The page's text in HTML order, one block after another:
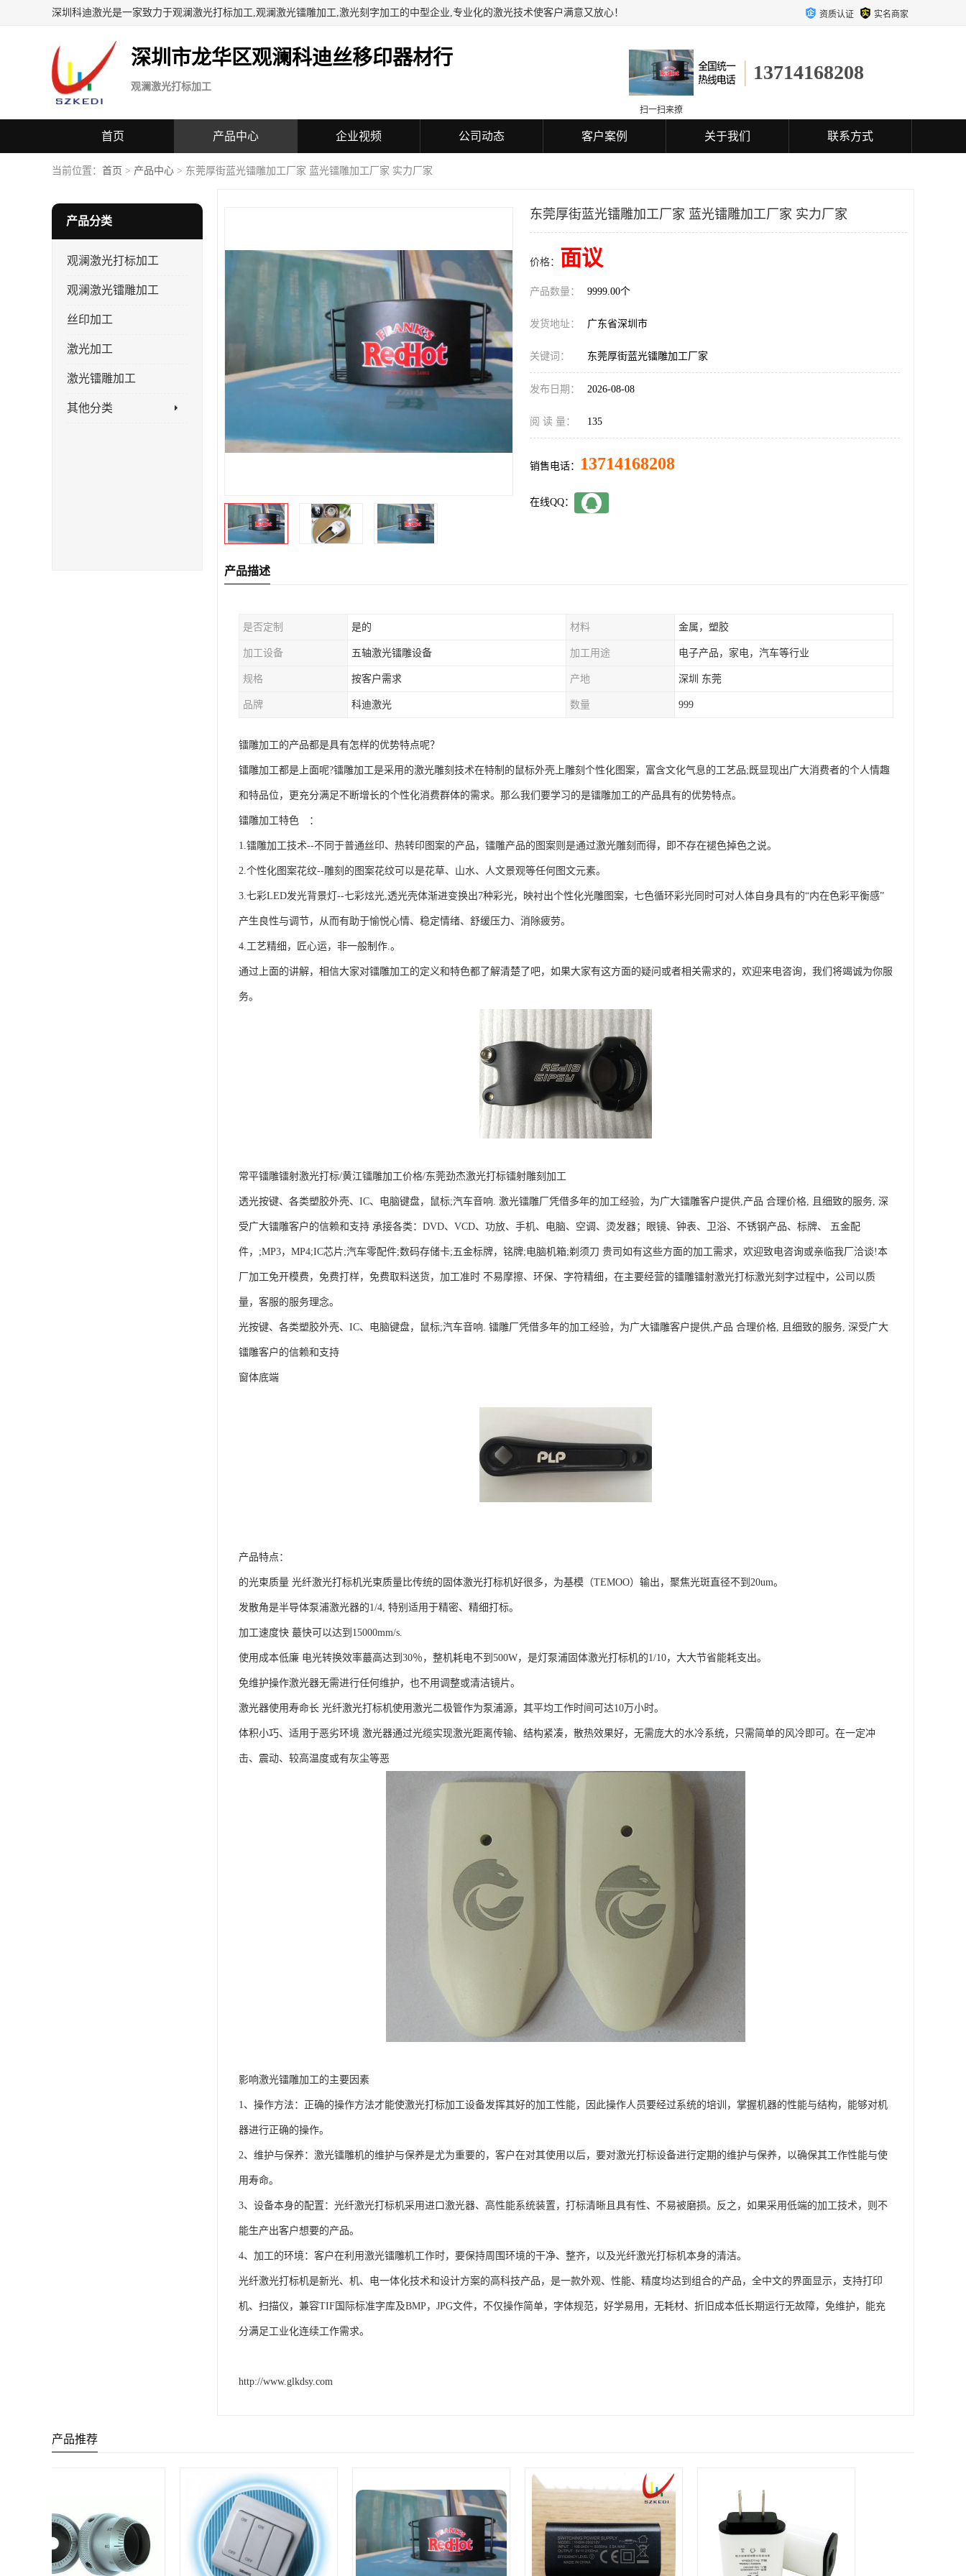
深圳科迪激光是一家致力于观澜激光打标加工,观澜激光镭雕加工,激光刻字加工的中型企业,专业化的激光技术使客户满意又放心！ 资质认证 实名商家
深圳市龙华区观澜科迪丝移印器材行
观澜激光打标加工
13714168208
扫一扫来撩
首页 产品中心 企业视频 公司动态 客户案例 关于我们 联系方式
当前位置： 首页 > 产品中心 > 东莞厚街蓝光镭雕加工厂家 蓝光镭雕加工厂家 实力厂家
产品分类
观澜激光打标加工
观澜激光镭雕加工
丝印加工
激光加工
激光镭雕加工
其他分类
东莞厚街蓝光镭雕加工厂家 蓝光镭雕加工厂家 实力厂家
价格： 面议
产品数量： 9999.00个
发货地址： 广东省深圳市
关键词： 东莞厚街蓝光镭雕加工厂家
发布日期： 2026-08-08
阅 读 量： 135
销售电话： 13714168208
在线QQ：
产品描述
是否定制 是的 材料 金属，塑胶
加工设备 五轴激光镭雕设备 加工用途 电子产品，家电，汽车等行业
规格 按客户需求 产地 深圳 东莞
品牌 科迪激光 数量 999
镭雕加工的产品都是具有怎样的优势特点呢？
镭雕加工都是上面呢?镭雕加工是采用的激光雕刻技术在特制的鼠标外壳上雕刻个性化图案，富含文化气息的工艺品;既显现出广大消费者的个人情趣
和特品位，更充分满足不断增长的个性化消费群体的需求。那么我们要学习的是镭雕加工的产品具有的优势特点。
镭雕加工特色 ：
1.镭雕加工技术--不同于普通丝印、热转印图案的产品，镭雕产品的图案则是通过激光雕刻而得，即不存在褪色掉色之说。
2.个性化图案花纹--雕刻的图案花纹可以是花草、山水、人文景观等任何图文元素。
3.七彩LED发光背景灯--七彩炫光,透光壳体渐进变换出7种彩光，映衬出个性化光雕图案，七色循环彩光同时可对人体自身具有的“内在色彩平衡感”
产生良性与调节，从而有助于愉悦心情、稳定情绪、舒缓压力、消除疲劳。
4.工艺精细，匠心运，非一般制作.。
通过上面的讲解，相信大家对镭雕加工的定义和特色都了解清楚了吧，如果大家有这方面的疑问或者相关需求的，欢迎来电咨询，我们将竭诚为你服
务。
常平镭雕镭射激光打标/黄江镭雕加工价格/东莞劲杰激光打标镭射雕刻加工
透光按键、各类塑胶外壳、IC、电脑键盘，鼠标;汽车音响. 激光镭雕厂凭借多年的加工经验，为广大镭雕客户提供,产品 合理价格, 且细致的服务, 深
受广大镭雕客户的信赖和支持 承接各类：DVD、VCD、功放、手机、电脑、空调、烫发器；眼镜、钟表、卫浴、不锈钢产品、标牌、 五金配
件，;MP3，MP4;IC芯片;汽车零配件;数码存储卡;五金标牌，铭牌;电脑机箱;剃须刀 贵司如有这些方面的加工需求，欢迎致电咨询或亲临我厂洽谈!本
厂加工免开模费，免费打样，免费取料送货，加工准时 不易摩擦、环保、字符精细，在主要经营的镭雕镭射激光打标激光刻字过程中，公司以质
量，客服的服务理念。
光按键、各类塑胶外壳、IC、电脑键盘，鼠标;汽车音响. 镭雕厂凭借多年的加工经验，为广大镭雕客户提供,产品 合理价格, 且细致的服务, 深受广大
镭雕客户的信赖和支持
窗体底端
产品特点：
的光束质量 光纤激光打标机光束质量比传统的固体激光打标机好很多，为基模（TEMOO）输出，聚焦光斑直径不到20um。
发散角是半导体泵浦激光器的1/4, 特别适用于精密、精细打标。
加工速度快 蕞快可以达到15000mm/s.
使用成本低廉 电光转换效率蕞高达到30％，整机耗电不到500W，是灯泵浦固体激光打标机的1/10，大大节省能耗支出。
免维护操作激光器无需进行任何维护，也不用调整或清洁镜片。
激光器使用寿命长 光纤激光打标机使用激光二极管作为泵浦源，其平均工作时间可达10万小时。
体积小巧、适用于恶劣环境 激光器通过光缆实现激光距离传输、结构紧凑，散热效果好，无需庞大的水冷系统，只需简单的风冷即可。在一定冲
击、震动、较高温度或有灰尘等恶
影响激光镭雕加工的主要因素
1、操作方法：正确的操作方法才能使激光打标加工设备发挥其好的加工性能，因此操作人员要经过系统的培训，掌握机器的性能与结构，能够对机
器进行正确的操作。
2、维护与保养：激光镭雕机的维护与保养是尤为重要的，客户在对其使用以后，要对激光打标设备进行定期的维护与保养，以确保其工作性能与使
用寿命。
3、设备本身的配置：光纤激光打标机采用进口激光器、高性能系统装置，打标清晰且具有性、不易被磨损。反之，如果采用低端的加工技术，则不
能生产出客户想要的产品。
4、加工的环境：客户在利用激光镭雕机工作时，要保持周围环境的干净、整齐，以及光纤激光打标机本身的清洁。
光纤激光打标机是新光、机、电一体化技术和设计方案的高科技产品，是一款外观、性能、精度均达到组合的产品，全中文的界面显示，支持打印
机、扫描仪，兼容TIF国际标准字库及BMP，JPG文件，不仅操作简单，字体规范，好学易用，无耗材、折旧成本低长期运行无故障，免维护，能充
分满足工业化连续工作需求。
http://www.glkdsy.com
产品推荐